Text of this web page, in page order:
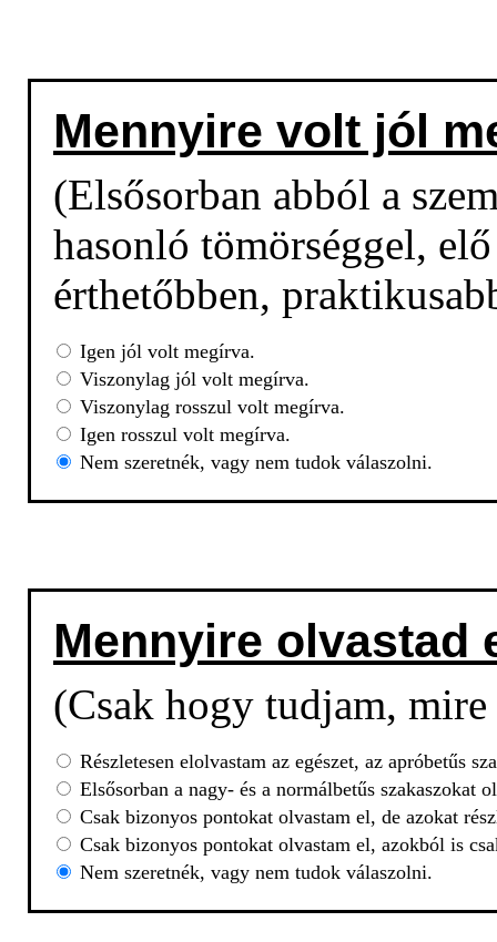
Mennyire volt jól
(Elsősorban abból a
hasonló tömörséggel,
érthetőbben,
Igen jól volt megírva.
Viszonylag jól volt megírva.
Viszonylag rosszul volt megírva.
Igen rosszul volt megírva.
Nem szeretnék, vagy nem tudok válaszolni.
Mennyire olvastad
(Csak hogy tudjam,
Részletesen elolvastam az egészet, az apróbetűs
Elsősorban a nagy- és a normálbetűs szakaszokat
Csak bizonyos pontokat olvastam el, de azokat
Csak bizonyos pontokat olvastam el, azokból is
Nem szeretnék, vagy nem tudok válaszolni.